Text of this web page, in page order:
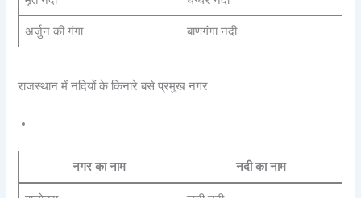
अर्जुन की गंगा बाणगंगा नदी
राजस्थान में नदियों के किनारे बसे प्रमुख नगर
नगर का नाम नदी का नाम